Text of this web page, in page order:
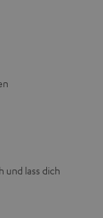
und lass dich